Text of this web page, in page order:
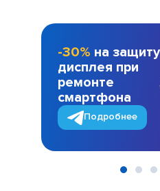
-30% на защиту
дисплея при
ремонте
смартфона
Подробнее